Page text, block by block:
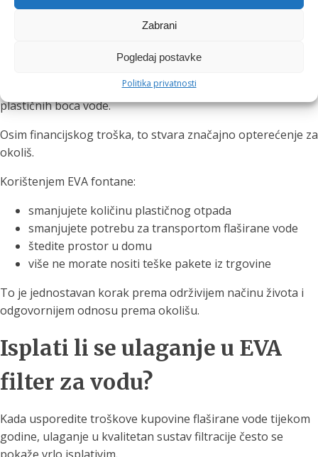
Zabrani
Pogledaj postavke
Politika privatnosti
Manje plastike, više
Prosječno kućanstvo tijekom godine potroši stotine
plastičnih boca vode.
Osim financijskog troška, to stvara značajno opterećenje za
okoliš.
Korištenjem EVA fontane:
smanjujete količinu plastičnog otpada
smanjujete potrebu za transportom flaširane vode
štedite prostor u domu
više ne morate nositi teške pakete iz trgovine
To je jednostavan korak prema održivijem načinu života i
odgovornijem odnosu prema okolišu.
Isplati li se ulaganje u EVA
filter za vodu?
Kada usporedite troškove kupovine flaširane vode tijekom
godine, ulaganje u kvalitetan sustav filtracije često se